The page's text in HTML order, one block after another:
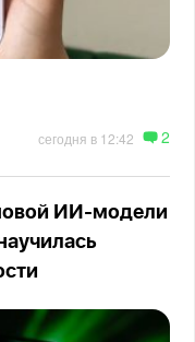
сегодня в 12:42 2
ИИ-модели